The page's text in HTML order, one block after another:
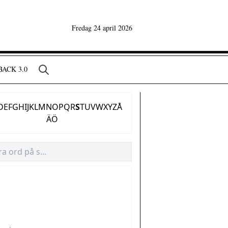
Fredag 24 april 2026
3.0
EFGHIJKLMNOPQRSTUVWXYZÅ
ÄÖ